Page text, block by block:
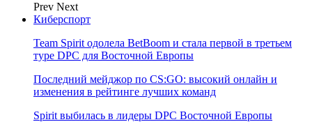
Prev Next
Киберспорт
Team Spirit одолела BetBoom и стала первой в третьем
туре DPC для Восточной Европы
Последний мейджор по CS:GO: высокий онлайн и
изменения в рейтинге лучших команд
Spirit выбилась в лидеры DPC Восточной Европы